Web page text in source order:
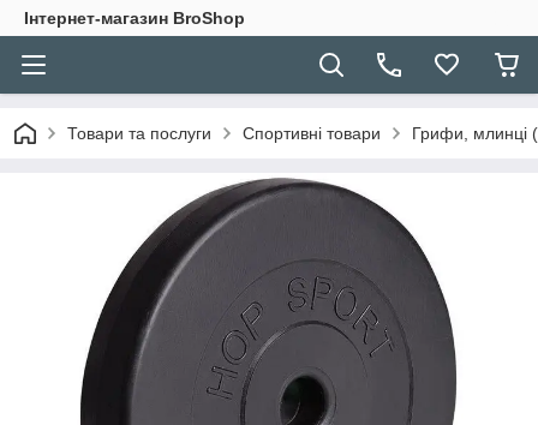
Інтернет-магазин BroShop
Товари та послуги Спортивні товари Грифи, млинці